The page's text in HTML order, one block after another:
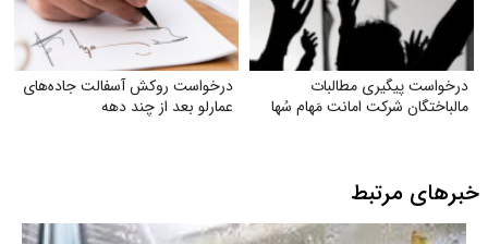
درخواست پیگیری مطالبات
مالباختگان شرکت امانت مَهام سُها
درخواست روکش آسفالت جاده‌های
عمارلو بعد از چند دهه
خبرهای مرتبط